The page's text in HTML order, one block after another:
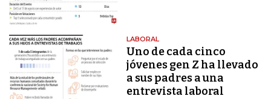
LABORAL
Uno de cada cinco
jóvenes gen Z ha llevado
a sus padres a una
entrevista laboral